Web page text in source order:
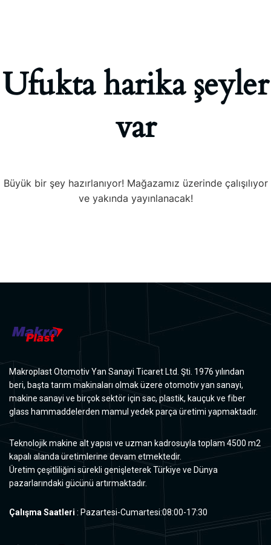
Ufukta harika şeyler
var
Büyük bir şey hazırlanıyor! Mağazamız üzerinde çalışılıyor
ve yakında yayınlanacak!
Makroplast Otomotiv Yan Sanayi Ticaret Ltd. Şti. 1976 yılından
beri, başta tarım makinaları olmak üzere otomotiv yan sanayi,
makine sanayi ve birçok sektör için sac, plastik, kauçuk ve fiber
glass hammaddelerden mamul yedek parça üretimi yapmaktadır.
Teknolojik makine alt yapısı ve uzman kadrosuyla toplam 4500 m2
kapalı alanda üretimlerine devam etmektedir.
Üretim çeşitliliğini sürekli genişleterek Türkiye ve Dünya
pazarlarındaki gücünü artırmaktadır.
Çalışma Saatleri : Pazartesi-Cumartesi:08:00-17:30